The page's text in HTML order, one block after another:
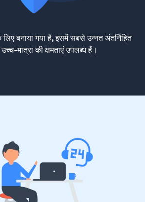
बनाया गया है, इसमें सबसे उन्नत अंतर्निहित
मात्रा की क्षमताएं उपलब्ध हैं।